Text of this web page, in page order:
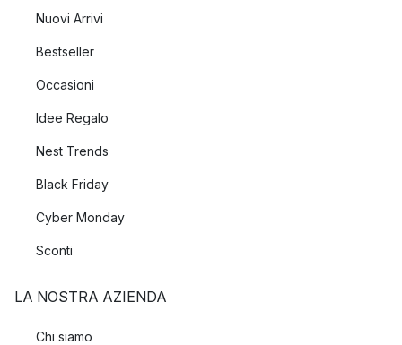
Nuovi Arrivi
Bestseller
Occasioni
Idee Regalo
Nest Trends
Black Friday
Cyber Monday
Sconti
LA NOSTRA AZIENDA
Chi siamo